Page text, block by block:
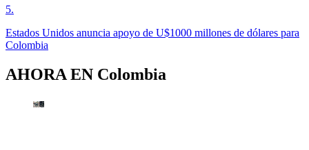
5.
Estados Unidos anuncia apoyo de U$1000 millones de dólares para
Colombia
AHORA EN Colombia